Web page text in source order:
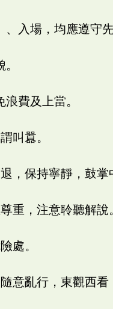
入場，均應遵守先
費及上當。
叫囂。
，保持寧靜，鼓掌
重，注意聆聽解說
處。
意亂行，東觀西